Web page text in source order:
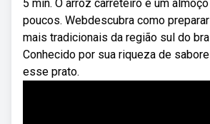
5 min. O arroz carreteiro é um
poucos. Webdescubra como
mais tradicionais da região sul do
Conhecido por sua riqueza de
esse prato.